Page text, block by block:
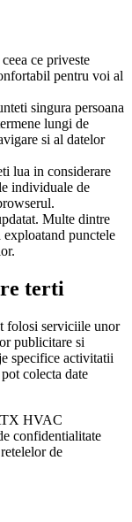
ce priveste
pentru voi al
singura persoana
lungi de
si al datelor
lua in considerare
individuale de
Multe dintre
exploatand punctele
terti
folosi serviciile unor
publicitare si
specifice activitatii
colecta date
HVAC
confidentialitate
de